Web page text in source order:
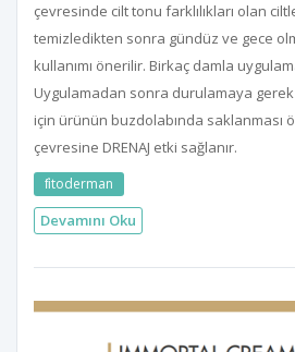
çevresinde cilt tonu farklılıkları olan
temizledikten sonra gündüz ve gece
kullanımı önerilir. Birkaç damla
Uygulamadan sonra durulamaya gerek
için ürünün buzdolabında saklanması
çevresine DRENAJ etki sağlanır.
fi̇toderman
Devamını Oku